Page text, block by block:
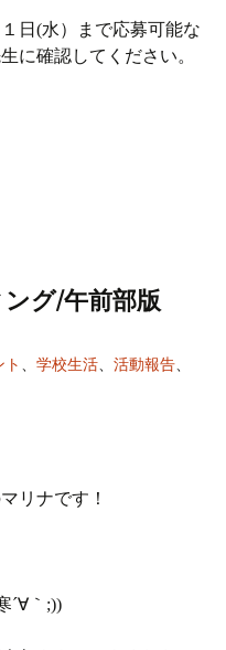
日(水）まで応募可能な
に確認してください。
グ/午前部版
ト 、 学校生活、 活動報告、
リナです！
´∀｀;))